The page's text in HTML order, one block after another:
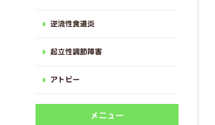
逆流性食道炎
起立性調節障害
アトピー
メニュー